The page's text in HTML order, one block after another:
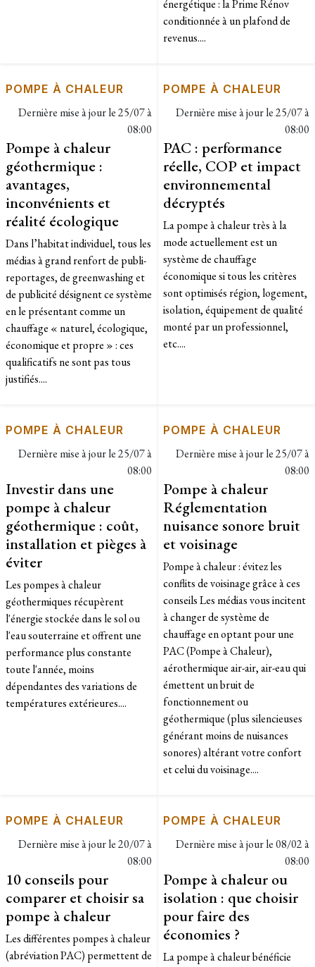
énergétique : la Prime Rénov
conditionnée à un plafond de
revenus....
POMPE À CHALEUR
Dernière mise à jour le25/07 à
08:00
Pompe à chaleur
géothermique :
avantages,
inconvénients et
réalité écologique
Dans l’habitat individuel, tous les
médias à grand renfort de publi-
reportages, de greenwashing et
de publicité désignent ce système
en le présentant comme un
chauffage « naturel, écologique,
économique et propre » : ces
qualificatifs ne sont pas tous
justifiés....
POMPE À CHALEUR
Dernière mise à jour le25/07 à
08:00
PAC : performance
réelle, COP et impact
environnemental
décryptés
La pompe à chaleur très à la
mode actuellement est un
système de chauffage
économique si tous les critères
sont optimisés région, logement,
isolation, équipement de qualité
monté par un professionnel,
etc....
POMPE À CHALEUR
Dernière mise à jour le25/07 à
08:00
Investir dans une
pompe à chaleur
géothermique : coût,
installation et pièges à
éviter
Les pompes à chaleur
géothermiques récupèrent
l'énergie stockée dans le sol ou
l'eau souterraine et offrent une
performance plus constante
toute l'année, moins
dépendantes des variations de
températures extérieures....
POMPE À CHALEUR
Dernière mise à jour le25/07 à
08:00
Pompe à chaleur
Réglementation
nuisance sonore bruit
et voisinage
Pompe à chaleur : évitez les
conflits de voisinage grâce à ces
conseils Les médias vous incitent
à changer de système de
chauffage en optant pour une
PAC (Pompe à Chaleur),
aérothermique air-air, air-eau qui
émettent un bruit de
fonctionnement ou
géothermique (plus silencieuses
générant moins de nuisances
sonores) altérant votre confort
et celui du voisinage....
POMPE À CHALEUR
Dernière mise à jour le20/07 à
08:00
10 conseils pour
comparer et choisir sa
pompe à chaleur
Les différentes pompes à chaleur
(abréviation PAC) permettent de
POMPE À CHALEUR
Dernière mise à jour le08/02 à
08:00
Pompe à chaleur ou
isolation : que choisir
pour faire des
économies ?
La pompe à chaleur bénéficie